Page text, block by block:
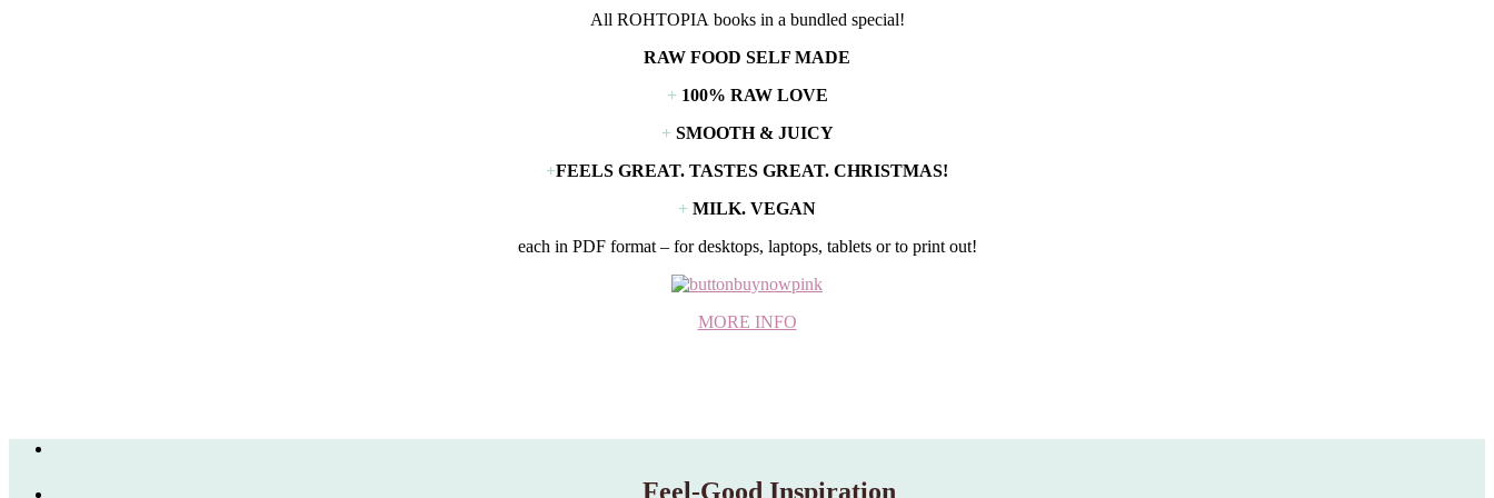
All ROHTOPIA books in a bundled special!
RAW FOOD SELF MADE
+ 100% RAW LOVE
+ SMOOTH & JUICY
+FEELS GREAT. TASTES GREAT. CHRISTMAS!
+ MILK. VEGAN
each in PDF format – for desktops, laptops, tablets or to print out!
MORE INFO
Feel‑Good Inspiration